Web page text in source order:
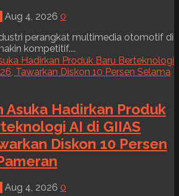
Aug 4, 2026 0
perangkat multimedia otomotif di
kompetitif....
Asuka Hadirkan Produk
AI di GIIAS
Diskon 10 Persen
Aug 4, 2026 0